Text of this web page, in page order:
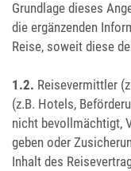
Grundlage dieses
die ergänzenden
Reise, soweit diese
1.2. Reisevermittler
(z.B. Hotels,
nicht bevollmächtigt,
geben oder
Inhalt des